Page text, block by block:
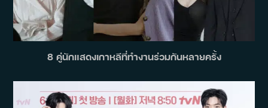
8 คู่นักแสดงเกาหลีที่ทำงานร่วมกันหลายครั้ง